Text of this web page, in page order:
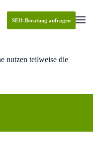
SEO-Beratung anfragen
nutzen teilweise die